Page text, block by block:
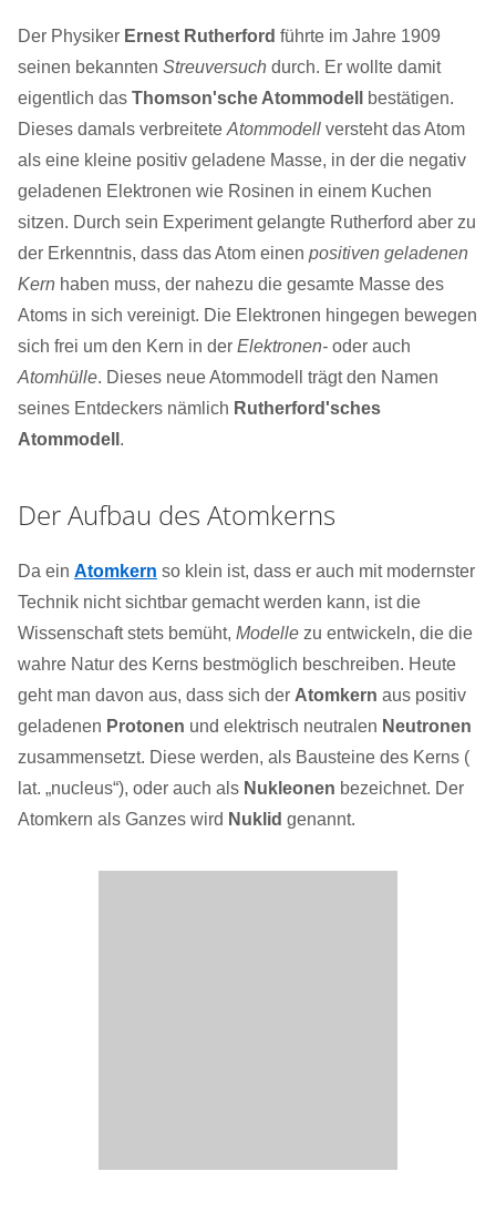
Der Physiker Ernest Rutherford führte im Jahre 1909
seinen bekannten Streuversuch durch. Er wollte damit
eigentlich das Thomson'sche Atommodell
bestätigen.
Dieses damals verbreitete Atommodell versteht das Atom
als eine kleine positiv geladene Masse, in der die negativ
geladenen Elektronen wie Rosinen in einem Kuchen
sitzen. Durch sein Experiment gelangte Rutherford aber zu
der Erkenntnis, dass das Atom einen positiven geladenen
Kern haben muss, der nahezu die gesamte Masse des
Atoms in sich vereinigt. Die Elektronen hingegen bewegen
sich frei um den Kern in der Elektronen- oder auch
Atomhülle. Dieses neue Atommodell trägt den Namen
seines Entdeckers nämlich Rutherford'sches
Atommodell .
Der Aufbau des Atomkerns
Da ein Atomkern so klein ist, dass er auch mit modernster
Technik nicht sichtbar gemacht werden kann, ist die
Wissenschaft stets bemüht, Modelle zu entwickeln, die die
wahre Natur des Kerns bestmöglich beschreiben. Heute
geht man davon aus, dass sich der Atomkern aus positiv
geladenen Protonen und elektrisch neutralen Neutronen
zusammensetzt. Diese werden, als Bausteine des Kerns (
lat. „nucleus“), oder auch als Nukleonen bezeichnet. Der
Atomkern als Ganzes wird Nuklid genannt.